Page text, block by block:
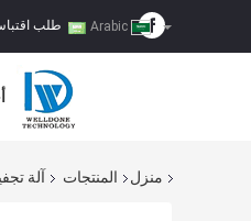
طلب
منزل المنتجات آلة